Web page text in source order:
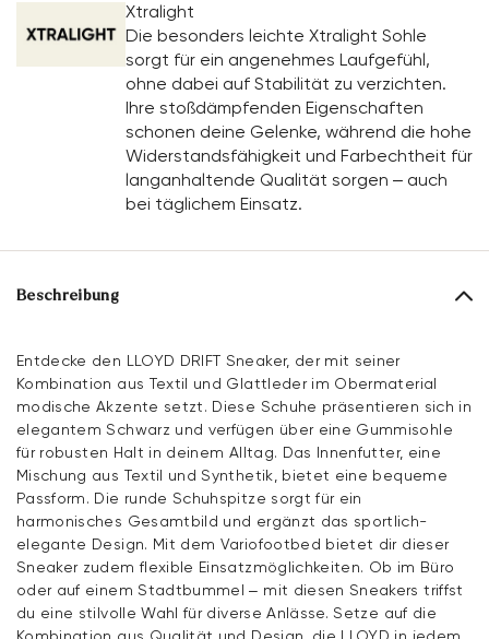
Xtralight
Die besonders leichte Xtralight Sohle
sorgt für ein angenehmes Laufgefühl,
ohne dabei auf Stabilität zu verzichten.
Ihre stoßdämpfenden Eigenschaften
schonen deine Gelenke, während die hohe
Widerstandsfähigkeit und Farbechtheit für
langanhaltende Qualität sorgen – auch
bei täglichem Einsatz.
Beschreibung
Entdecke den LLOYD DRIFT Sneaker, der mit seiner
Kombination aus Textil und Glattleder im Obermaterial
modische Akzente setzt. Diese Schuhe präsentieren sich in
elegantem Schwarz und verfügen über eine Gummisohle
für robusten Halt in deinem Alltag. Das Innenfutter, eine
Mischung aus Textil und Synthetik, bietet eine bequeme
Passform. Die runde Schuhspitze sorgt für ein
harmonisches Gesamtbild und ergänzt das sportlich-
elegante Design. Mit dem Variofootbed bietet dir dieser
Sneaker zudem flexible Einsatzmöglichkeiten. Ob im Büro
oder auf einem Stadtbummel – mit diesen Sneakers triffst
du eine stilvolle Wahl für diverse Anlässe. Setze auf die